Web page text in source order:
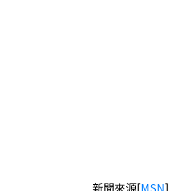
新聞來源[MSN]